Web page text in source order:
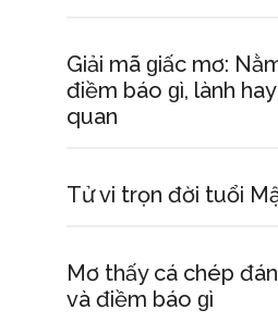
Giải mã ɡiấc mơ:
điềm báo ɡì, lành
quan
Tử vi trọn đời tuổi
Mơ thấy cá chép
và điềm báo ɡì